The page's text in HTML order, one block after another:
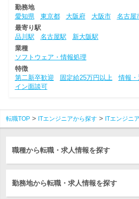
勤務地
愛知県
東京都 大阪府 大阪市
名古屋
最寄り駅
品川駅
名古屋駅
新大阪駅
業種
ソフトウェア・情報処理
特徴
第二新卒歓迎
固定給25万円以上 情報
イン面談可
転職TOP ITエンジニアから探す ITエンジニア
職種から転職・求人情報を探す
勤務地から転職・求人情報を探す